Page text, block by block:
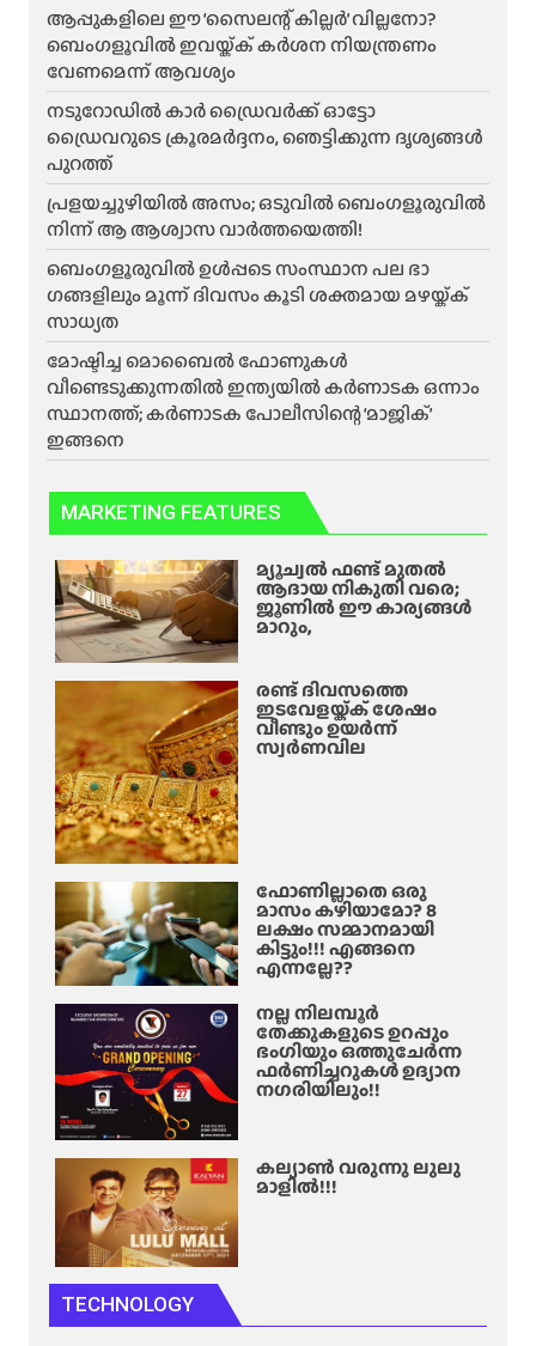
ആപ്പുകളിലെ ഈ ‘സൈലന്റ് കില്ലർ’ വില്ലനോ?
ബെംഗളൂവിൽ ഇവയ്ക്ക് കർശന നിയന്ത്രണം
വേണമെന്ന് ആവശ്യം
നടുറോഡിൽ കാർ ഡ്രൈവർക്ക് ഓട്ടോ
ഡ്രൈവറുടെ ക്രൂരമർദ്ദനം, ഞെട്ടിക്കുന്ന ദൃശ്യങ്ങൾ
പുറത്ത്
പ്രളയച്ചുഴിയിൽ അസം; ഒടുവിൽ ബെംഗളൂരുവിൽ
നിന്ന് ആ ആശ്വാസ വാർത്തയെത്തി!
ബെംഗളൂരുവിൽ ഉൾപ്പടെ സംസ്ഥാന പല ഭാ​
ഗങ്ങളിലും മൂന്ന് ദിവസം കൂടി ശക്തമായ മഴയ്ക്ക്
സാധ്യത
മോഷ്ടിച്ച മൊബൈൽ ഫോണുകൾ
വീണ്ടെടുക്കുന്നതിൽ ഇന്ത്യയിൽ കർണാടക ഒന്നാം
സ്ഥാനത്ത്; കർണാടക പോലീസിന്റെ ‘മാജിക്’
ഇങ്ങനെ
MARKETING FEATURES
മ്യൂച്വൽ ഫണ്ട് മുതൽ
ആദായ നികുതി വരെ;
ജൂണിൽ ഈ കാര്യങ്ങൾ
മാറും,
രണ്ട് ദിവസത്തെ
ഇടവേളയ്ക്ക് ശേഷം
വീണ്ടും ഉയർന്ന്
സ്വർണവില
ഫോണില്ലാതെ ഒരു
മാസം കഴിയാമോ? 8
ലക്ഷം സമ്മാനമായി
കിട്ടും!!! എങ്ങനെ
എന്നല്ലേ??
നല്ല നിലമ്പൂർ
തേക്കുകളുടെ ഉറപ്പും
ഭംഗിയും ഒത്തുചേർന്ന
ഫർണിച്ചറുകൾ ഉദ്യാന
നഗരിയിലും!!
കല്യാൺ വരുന്നു ലുലു
മാളിൽ!!!
TECHNOLOGY